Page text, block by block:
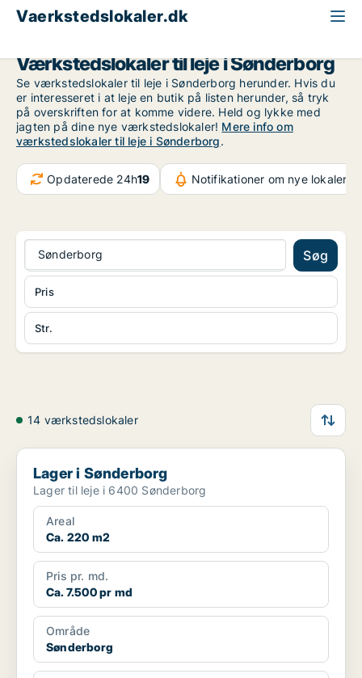
Vaerkstedslokaler.dk
Værkstedslokaler til leje i Sønderborg
Se værkstedslokaler til leje i Sønderborg herunder. Hvis du
er interesseret i at leje en butik på listen herunder, så tryk
på overskriften for at komme videre. Held og lykke med
jagten på dine nye værkstedslokaler! Mere info om
værkstedslokaler til leje i Sønderborg.
Opdaterede 24h19 Notifikationer om nye lokaler
Sønderborg Søg
Str.
Pris
14 værkstedslokaler
Lager i Sønderborg
Lager i Sønderborg
Lager til leje i 6400 Sønderborg
Areal
Ca. 220 m2
Pris pr. md.
Ca. 7.500 pr md
Område
Sønderborg